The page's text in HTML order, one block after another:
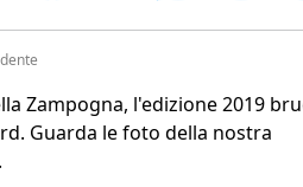
Zampogna, l'edizione 2019
Guarda le foto della nostra